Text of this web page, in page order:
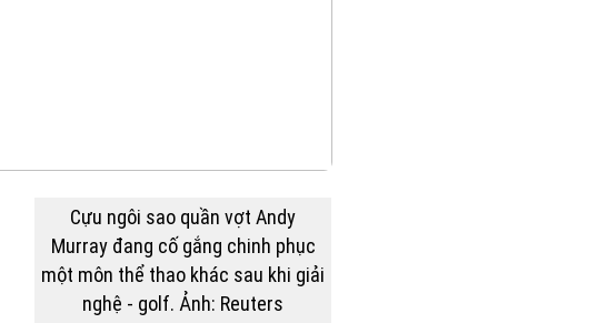
Cựu ngôi sao quần vợt Andy
Murray đang cố gắng chinh phục
một môn thể thao khác sau khi giải
nghệ - golf. Ảnh: Reuters